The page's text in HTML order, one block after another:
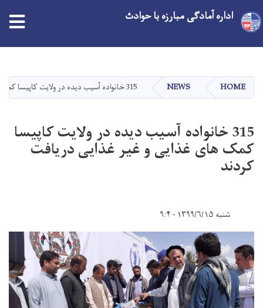
main
content
اداره آمادگی مبارزه با حوادث
HOME
NEWS 315 خانواده آسیب دیده در ولایت کاپیسا کمک های غذایی و غیر غذایی دریافت کردند
315 خانواده آسیب دیده در ولایت کاپیسا
کمک های غذایی و غیر غذایی دریافت
کردند
شنبه ۱۳۹۹/۶/۱۵ - ۹:۴